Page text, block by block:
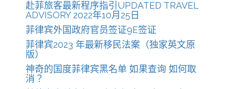
赴菲旅客最新程序指引UPDATED TRAVEL
ADVISORY 2022年10月25日
菲律宾外国政府官员签证9E签证
菲律宾2023 年最新移民法案（独家英文原
版）
神奇的国度菲律宾黑名单 如果查询 如何取
消？